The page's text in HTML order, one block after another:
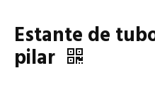
Estante de
pilar